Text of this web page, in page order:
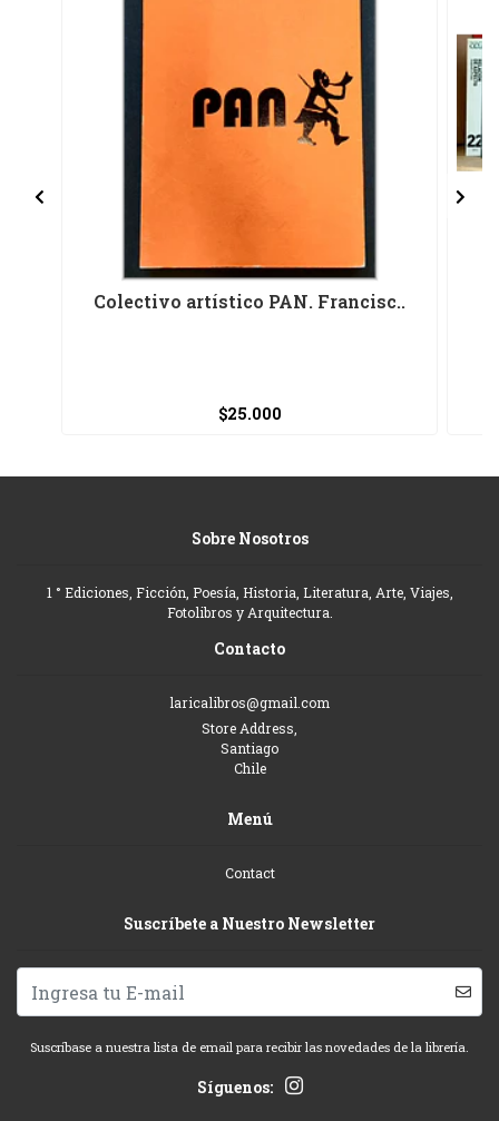
Colectivo artístico PAN. Francisc..
$25.000
Sobre Nosotros
1 ° Ediciones, Ficción, Poesía, Historia, Literatura, Arte, Viajes,
Fotolibros y Arquitectura.
Contacto
laricalibros@gmail.com
Store Address,
Santiago
Chile
Menú
Contact
Suscríbete a Nuestro Newsletter
Suscríbase a nuestra lista de email para recibir las novedades de la librería.
Síguenos: